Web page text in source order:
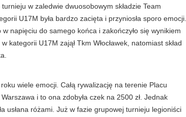
w zaledwie dwuosobowym składzie Team
U17M była bardzo zacięta i przyniosła sporo emocji.
w napięciu do samego końca i zakończyło się wynikiem
kategorii U17M zajął Tkm Włocławek, natomiast skład
wiele emocji. Całą rywalizację na terenie Placu
i to ona zdobyła czek na 2500 zł. Jednak
usłana różami. Już w fazie grupowej turnieju legioniści